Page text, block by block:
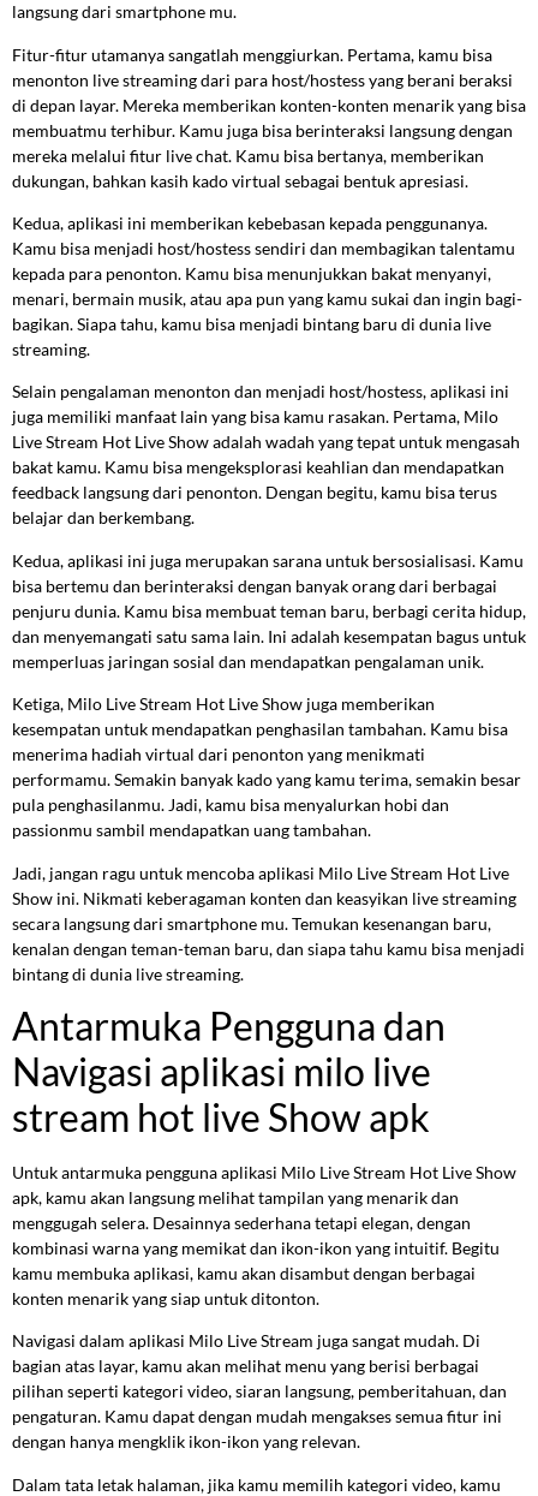
langsung dari smartphone mu.
Fitur-fitur utamanya sangatlah menggiurkan. Pertama, kamu bisa
menonton live streaming dari para host/hostess yang berani beraksi
di depan layar. Mereka memberikan konten-konten menarik yang bisa
membuatmu terhibur. Kamu juga bisa berinteraksi langsung dengan
mereka melalui fitur live chat. Kamu bisa bertanya, memberikan
dukungan, bahkan kasih kado virtual sebagai bentuk apresiasi.
Kedua, aplikasi ini memberikan kebebasan kepada penggunanya.
Kamu bisa menjadi host/hostess sendiri dan membagikan talentamu
kepada para penonton. Kamu bisa menunjukkan bakat menyanyi,
menari, bermain musik, atau apa pun yang kamu sukai dan ingin bagi-
bagikan. Siapa tahu, kamu bisa menjadi bintang baru di dunia live
streaming.
Selain pengalaman menonton dan menjadi host/hostess, aplikasi ini
juga memiliki manfaat lain yang bisa kamu rasakan. Pertama, Milo
Live Stream Hot Live Show adalah wadah yang tepat untuk mengasah
bakat kamu. Kamu bisa mengeksplorasi keahlian dan mendapatkan
feedback langsung dari penonton. Dengan begitu, kamu bisa terus
belajar dan berkembang.
Kedua, aplikasi ini juga merupakan sarana untuk bersosialisasi. Kamu
bisa bertemu dan berinteraksi dengan banyak orang dari berbagai
penjuru dunia. Kamu bisa membuat teman baru, berbagi cerita hidup,
dan menyemangati satu sama lain. Ini adalah kesempatan bagus untuk
memperluas jaringan sosial dan mendapatkan pengalaman unik.
Ketiga, Milo Live Stream Hot Live Show juga memberikan
kesempatan untuk mendapatkan penghasilan tambahan. Kamu bisa
menerima hadiah virtual dari penonton yang menikmati
performamu. Semakin banyak kado yang kamu terima, semakin besar
pula penghasilanmu. Jadi, kamu bisa menyalurkan hobi dan
passionmu sambil mendapatkan uang tambahan.
Jadi, jangan ragu untuk mencoba aplikasi Milo Live Stream Hot Live
Show ini. Nikmati keberagaman konten dan keasyikan live streaming
secara langsung dari smartphone mu. Temukan kesenangan baru,
kenalan dengan teman-teman baru, dan siapa tahu kamu bisa menjadi
bintang di dunia live streaming.
Antarmuka Pengguna dan
Navigasi aplikasi milo live
stream hot live Show apk
Untuk antarmuka pengguna aplikasi Milo Live Stream Hot Live Show
apk, kamu akan langsung melihat tampilan yang menarik dan
menggugah selera. Desainnya sederhana tetapi elegan, dengan
kombinasi warna yang memikat dan ikon-ikon yang intuitif. Begitu
kamu membuka aplikasi, kamu akan disambut dengan berbagai
konten menarik yang siap untuk ditonton.
Navigasi dalam aplikasi Milo Live Stream juga sangat mudah. Di
bagian atas layar, kamu akan melihat menu yang berisi berbagai
pilihan seperti kategori video, siaran langsung, pemberitahuan, dan
pengaturan. Kamu dapat dengan mudah mengakses semua fitur ini
dengan hanya mengklik ikon-ikon yang relevan.
Dalam tata letak halaman, jika kamu memilih kategori video, kamu